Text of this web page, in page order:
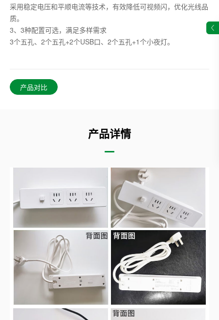
采用稳定电压和平顺电流等技术，有效降低可视频闪，优化光线品
质。
3、3种配置可选，满足多样需求
3个五孔、2个五孔+2个USB口、2个五孔+1个小夜灯。
产品对比
产品详情